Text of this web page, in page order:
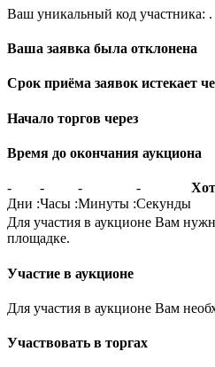
Ваш уникальный код участника: .
Ваша заявка была отклонена
Срок приёма заявок истекает
Начало торгов через
Время до окончания аукциона
-
Дни :
-
Часы :
-
Минуты :
-
Секунды
Для участия в аукционе Вам
площадке.
Участие в аукционе
Для участия в аукционе Вам
Участвовать в торгах